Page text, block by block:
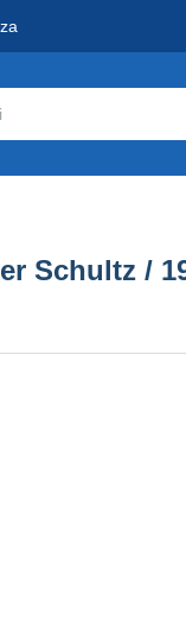
Schultz /